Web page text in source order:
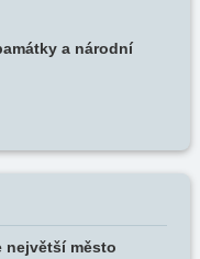
a národní
největší město